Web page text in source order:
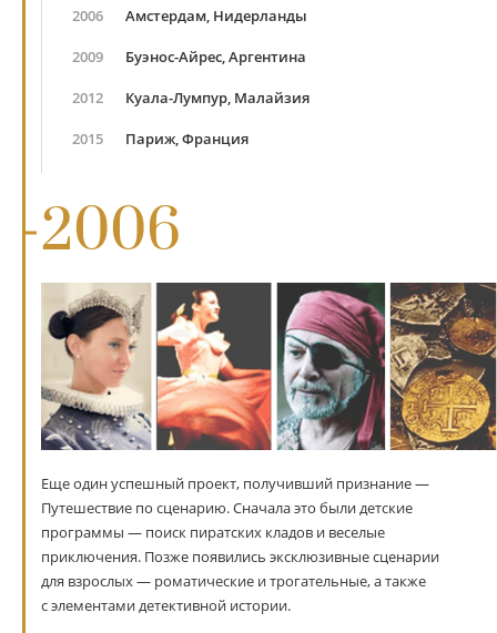
2006 Амстердам, Нидерланды
2009 Буэнос-Айрес, Аргентина
2012 Куала-Лумпур, Малайзия
2015 Париж, Франция
2006
Еще один успешный проект, получивший признание —
Путешествие по сценарию. Сначала это были детские
программы — поиск пиратских кладов и веселые
приключения. Позже появились эксклюзивные сценарии
для взрослых — роматические и трогательные, а также
с элементами детективной истории.